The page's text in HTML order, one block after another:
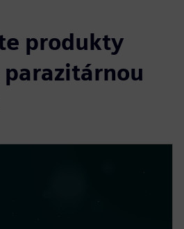
produkty
parazitárnou